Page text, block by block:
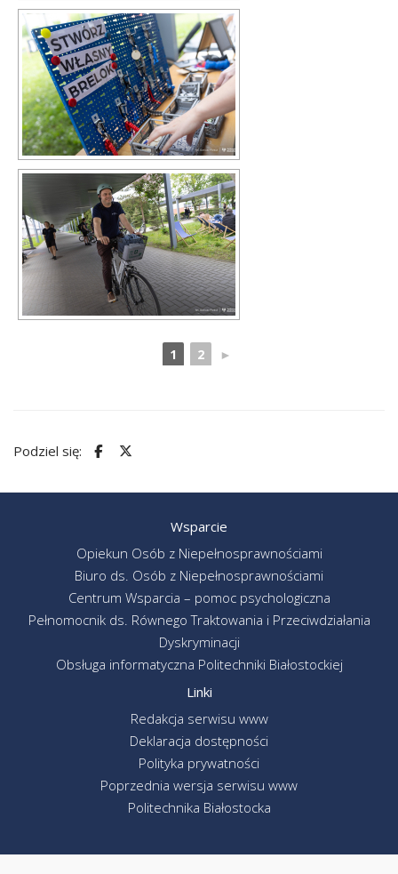
1 2 ►
Podziel się:
Wsparcie
Opiekun Osób z Niepełnosprawnościami
Biuro ds. Osób z Niepełnosprawnościami
Centrum Wsparcia – pomoc psychologiczna
Pełnomocnik ds. Równego Traktowania i Przeciwdziałania
Dyskryminacji
Obsługa informatyczna Politechniki Białostockiej
Linki
Redakcja serwisu www
Deklaracja dostępności
Polityka prywatności
Poprzednia wersja serwisu www
Politechnika Białostocka